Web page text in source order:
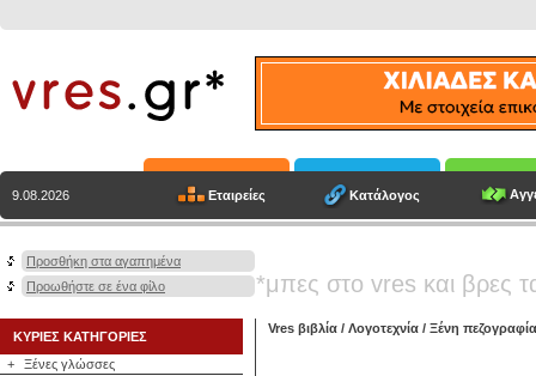
9.08.2026 Εταιρείες Κατάλογος
Προσθήκη στα αγαπημένα
Προωθήστε σε ένα φίλο
*μπες στο vres και βρες
ΚΥΡΙΕΣ ΚΑΤΗΓΟΡΙΕΣ
+
Ξένες γλώσσες
Vres βιβλία / Λογοτεχνία / Ξένη πεζογραφία